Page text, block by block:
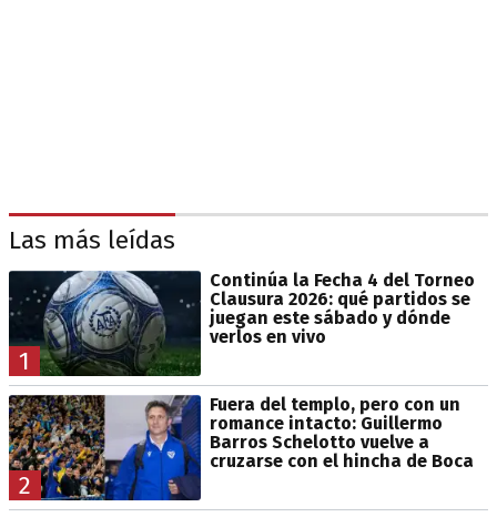
Las más leídas
1
Continúa la Fecha 4 del Torneo
Clausura 2026: qué partidos se
juegan este sábado y dónde
verlos en vivo
2
Fuera del templo, pero con un
romance intacto: Guillermo
Barros Schelotto vuelve a
cruzarse con el hincha de Boca